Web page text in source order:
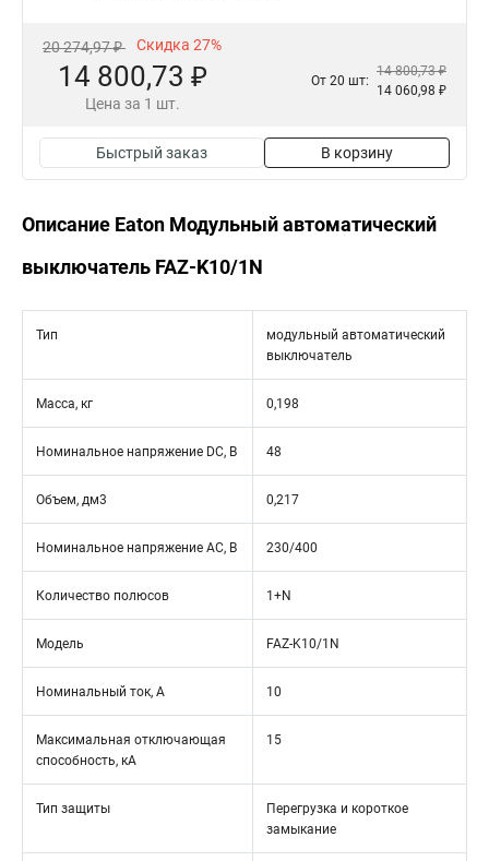
20 274,97 ₽ Скидка 27%
14 800,73 ₽
Цена за 1 шт.
От 20 шт:
14 800,73 ₽
14 060,98 ₽
Быстрый заказ В корзину
Описание Eaton Модульный автоматический
выключатель FAZ-K10/1N
Тип
модульный автоматический
выключатель
Масса, кг 0,198
Номинальное напряжение DC, В 48
Объем, дм3 0,217
Номинальное напряжение АС, В 230/400
Количество полюсов 1+N
Модель FAZ-K10/1N
Номинальный ток, А 10
Максимальная отключающая
способность, кА
15
Тип защиты
Перегрузка и короткое
замыкание